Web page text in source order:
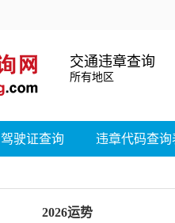
交通违章查询
所有地区
驾驶证查询 违章代码查询
2026运势